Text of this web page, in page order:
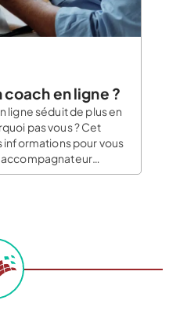
en ligne ?
ligne séduit de plus en
pas vous ? Cet
informations pour vous
un coach en ligne ?